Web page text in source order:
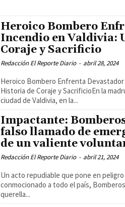
Heroico Bombero
Incendio en Valdivia:
Coraje y Sacrificio
Redacción El Reporte Diario - abril 28, 2024
Heroico Bombero Enfrenta Devastador
Historia de Coraje y SacrificioEn la
ciudad de Valdivia, en la...
Impactante:
falso llamado de
de un valiente
Redacción El Reporte Diario - abril 21, 2024
Un acto repudiable que pone en
conmocionado a todo el país,
querella...